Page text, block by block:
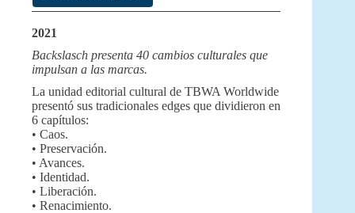
2021
Backslasch presenta 40 cambios culturales que
impulsan a las marcas.
La unidad editorial cultural de TBWA Worldwide
presentó sus tradicionales edges que dividieron en
6 capítulos:
• Caos.
• Preservación.
• Avances.
• Identidad.
• Liberación.
• Renacimiento.